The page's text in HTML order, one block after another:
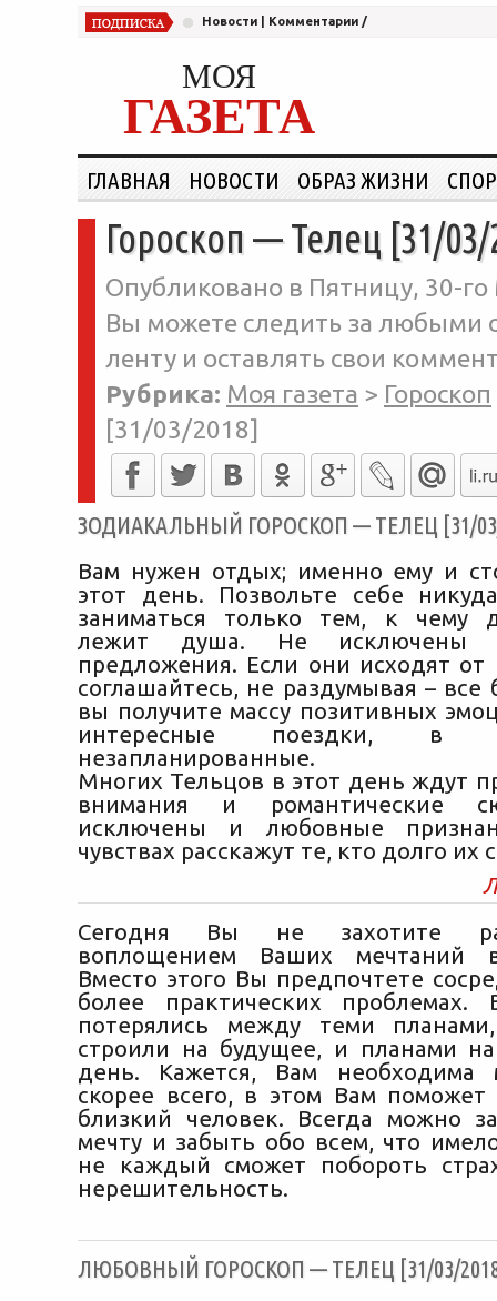
Новости Комментарии /
МОЯ
ГАЗЕТА
ГЛАВНАЯ НОВОСТИ ОБРАЗ ЖИЗНИ
Гороскоп — Телец [31/03/
Опубликовано в Пятницу, 30-го
Вы можете следить за любыми
ленту и оставлять свои
Рубрика: Моя газета > Гороскоп
[31/03/2018]
ЗОДИАКАЛЬНЫЙ ГОРОСКОП — ТЕЛЕЦ [31/
Вам нужен отдых; именно ему и
этот день. Позвольте себе
заниматься только тем, к чему
лежит душа. Не исключены
предложения. Если они исходят от
соглашайтесь, не раздумывая – все
вы получите массу позитивных
интересные поездки, в
незапланированные.
Многих Тельцов в этот день ждут
внимания и романтические
исключены и любовные
чувствах расскажут те, кто долго их
Сегодня Вы не захотите
воплощением Ваших мечтаний
Вместо этого Вы предпочтете
более практических проблемах.
потерялись между теми
строили на будущее, и планами
день. Кажется, Вам необходима
скорее всего, в этом Вам
близкий человек. Всегда можно
мечту и забыть обо всем, что
не каждый сможет побороть
нерешительность.
ЛЮБОВНЫЙ ГОРОСКОП — ТЕЛЕЦ [31/03/